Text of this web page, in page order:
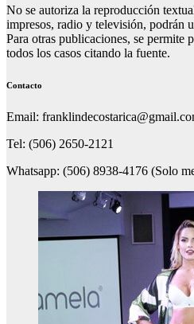
No se autoriza la reproducción
impresos, radio y televisión, podrán
Para otras publicaciones, se permite
todos los casos citando la fuente.
Contacto
Email:
Tel: (506) 2650-2121
Whatsapp: (506) 8938-4176 (Solo